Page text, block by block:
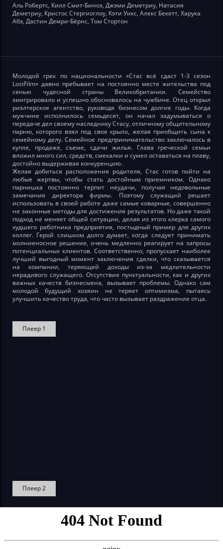
Аль Робертс, Килл Смит-Биноэ, Джэми Деметриу, Натасия
Деметриу, Кристос Стергиоглоу, Кэти Уикс, Алекс Бекетт, Харука
Абэ, Дастин Демри-Бёрнс, Том Стортон
Молодой грек по национальности «Стас всё сдаст 1-3 сезон
LostFilm» давно пребывает на постоянно месте жительства под
сенью чудесной страны Великобритании. Семейство
эмигрировало и успешно обосновалось на чужбине. Отец открыл
риэлтерское агентство, руководя бизнесом долгие годы. Когда
мужчине исполнилось семьдесят, он начал задумываться о
передаче дел своему наследнику Стасу, отличному общительному
парню, которого взял под свое крыло, желая приобщить сына к
семейному делу. Семейное предпринимательство заключалось в
купле, продаже, съеме, сдачи жилья. Глава греческой семьи
вложил много сил, средств, смекалки и сумел оставаться на плаву,
достойно выдерживая конкуренцию.
Желая добиться расположения родителя, Стас готов пойти на
любые жертвы, чтобы стать достойным приемником. Однако
парнишка постоянно терпит неудачи, получая недовольные
замечания директора фирмы. Поэтому служащий решает
использовать в своей работе даже самые коварные, совершенно
не законные методы для достижения результатов. Но даже такой
подход не меняет общей ситуации, делая из этого клерка самого
худшего работника предприятия, постыдный пример для других
коллег. Герой слишком долго думает, когда следует принимать
молниеносное решение, очень медленно реагирует на запросы
потенциальных клиентов. Соответственно, пропускает наиболее
лучший выгодный момент заключения сделки, что сказывается
на компании, теряющей доходы из-за медлительности
нерадивого служащего. Отсутствие пунктуальности, как и других
важных качеств бизнесмена, вызывает проблемы. Однако сам
молодой будущий хозяин не теряет оптимизма, пытаясь
улучшить качество труда, что часто вызывает раздражение отца.
Плеер 1
Плеер 2